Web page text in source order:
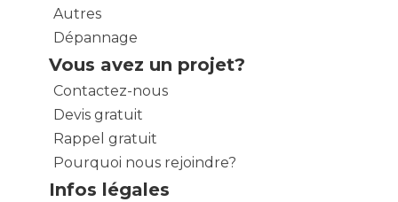
Autres
Dépannage
Vous avez un projet?
Contactez-nous
Devis gratuit
Rappel gratuit
Pourquoi nous rejoindre?
Infos légales